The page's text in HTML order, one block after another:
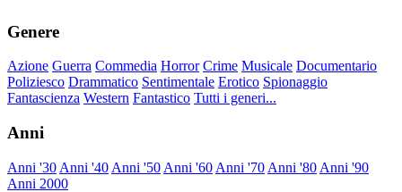
Genere
Azione Guerra Commedia Horror Crime Musicale Documentario
Poliziesco Drammatico Sentimentale Erotico Spionaggio
Fantascienza Western Fantastico Tutti i generi...
Anni
Anni '30 Anni '40 Anni '50 Anni '60 Anni '70 Anni '80 Anni '90
Anni 2000